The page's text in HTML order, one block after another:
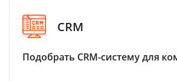
CRM
Подобрать CRM-систему для